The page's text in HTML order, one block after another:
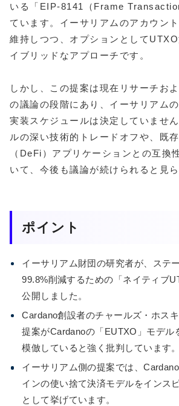
いる「EIP-8141（Frame
ています。イーサリアムのアカウン
維持しつつ、オプションとして
イブリッドなアプローチです。
しかし、この提案は現在リサーチお
の議論の段階にあり、イーサリアム
実装スケジュールは決定していませ
ルの深い技術的トレードオフや、既
（DeFi）アプリケーションとの互換
いて、今後も議論が続けられると見ら
ポイント
イーサリアム財団の研究者が、ステ
99.8%削減するための「ネイティブ
公開しました。
Cardano創設者のチャールズ・ホス
提案がCardanoの「EUTXO」モデル
模倣していると強く批判しています。
イーサリアム側の提案では、
インの使い捨て決済モデルをインス
として挙げています。